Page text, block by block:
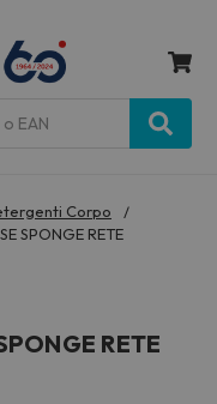
Corpo
SPONGE RETE
RETE